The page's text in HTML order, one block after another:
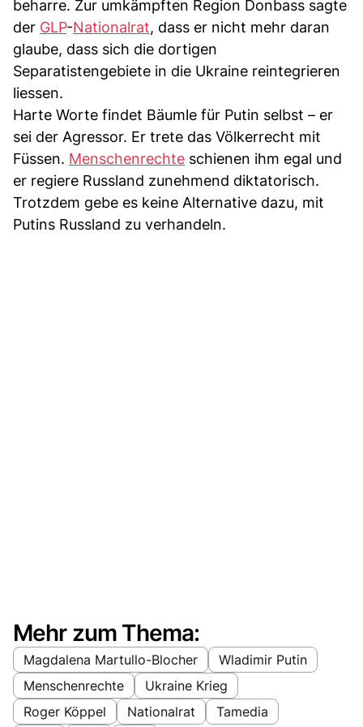
beharre. Zur umkämpften Region Donbass sagte
der GLP-Nationalrat, dass er nicht mehr daran
glaube, dass sich die dortigen
Separatistengebiete in die Ukraine reintegrieren
liessen.
Harte Worte findet Bäumle für Putin selbst – er
sei der Agressor. Er trete das Völkerrecht mit
Füssen. Menschenrechte schienen ihm egal und
er regiere Russland zunehmend diktatorisch.
Trotzdem gebe es keine Alternative dazu, mit
Putins Russland zu verhandeln.
Mehr zum Thema:
Magdalena Martullo-Blocher
Wladimir Putin
Menschenrechte
Ukraine Krieg
Roger Köppel
Nationalrat
Tamedia